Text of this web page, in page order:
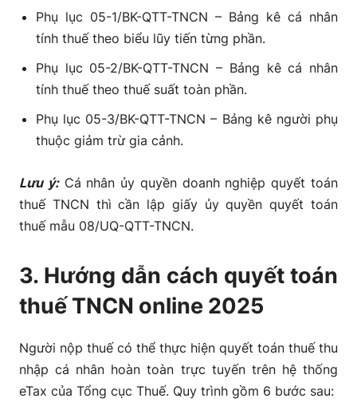
Phụ lục 05-1/BK-QTT-TNCN – Bảng kê cá nhân
tính thuế theo biểu lũy tiến từng phần.
Phụ lục 05-2/BK-QTT-TNCN – Bảng kê cá nhân
tính thuế theo thuế suất toàn phần.
Phụ lục 05-3/BK-QTT-TNCN – Bảng kê người phụ
thuộc giảm trừ gia cảnh.
Lưu ý:Cá nhân ủy quyền doanh nghiệp quyết toán
thuế TNCN thì cần lập giấy ủy quyền quyết toán
thuế mẫu 08/UQ-QTT-TNCN.
3. Hướng dẫn cách quyết toán
thuế TNCN online 2025
Người nộp thuế có thể thực hiện quyết toán thuế thu
nhập cá nhân hoàn toàn trực tuyến trên hệ thống
eTax của Tổng cục Thuế. Quy trình gồm 6 bước sau: